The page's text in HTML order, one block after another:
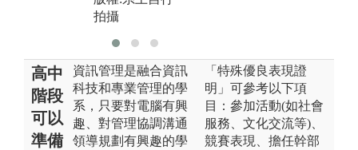
拍攝
高中
階段
可以
準備
資訊管理是融合資訊
科技和專業管理的學
系，只要對電腦有興
趣、對管理協調溝通
領導規劃有興趣的學
「特殊優良表現證
明」可參考以下項
目：參加活動(如社會
服務、文化交流等)、
競賽表現、擔任幹部